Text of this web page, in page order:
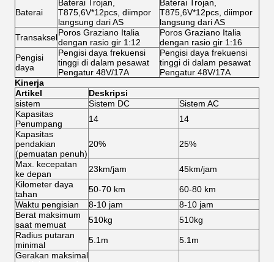
Baterai
Baterai Trojan,
T875,6V*12pcs, diimpor
langsung dari AS
Baterai Trojan,
T875,6V*12pcs, diimpor
langsung dari AS
TransakselPoros Graziano Italia
dengan rasio gir 1:12
Poros Graziano Italia
dengan rasio gir 1:16
Pengisi
daya
Pengisi daya frekuensi
tinggi di dalam pesawat
Pengatur 48V/17A
Pengisi daya frekuensi
tinggi di dalam pesawat
Pengatur 48V/17A
Kinerja
Artikel
Deskripsi
sistem
Sistem DC
Sistem AC
Kapasitas
Penumpang
14
14
Kapasitas
pendakian
(pemuatan penuh)
20% 25%
Max. kecepatan
ke depan
23km/jam
45km/jam
Kilometer daya
tahan
50-70 km
60-80 km
Waktu pengisian
8-10 jam
8-10 jam
Berat maksimum
saat memuat
510kg
510kg
Radius putaran
minimal
5.1m
5.1m
Gerakan maksimal